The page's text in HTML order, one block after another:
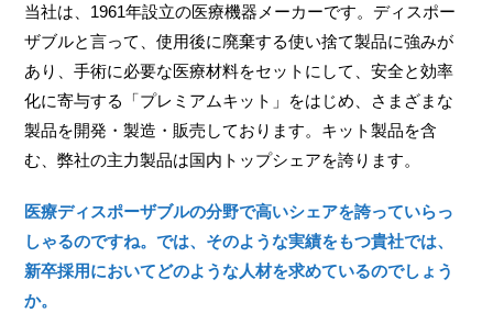
当社は、1961年設立の医療機器メーカーです。ディスポー
ザブルと言って、使用後に廃棄する使い捨て製品に強みが
あり、手術に必要な医療材料をセットにして、安全と効率
化に寄与する「プレミアムキット」をはじめ、さまざまな
製品を開発・製造・販売しております。キット製品を含
む、弊社の主力製品は国内トップシェアを誇ります。
医療ディスポーザブルの分野で高いシェアを誇っていらっ
しゃるのですね。では、そのような実績をもつ貴社では、
新卒採用においてどのような人材を求めているのでしょう
か。